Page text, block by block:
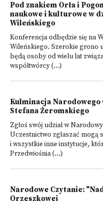
Pod znakiem Orła i
naukowe i kulturowe w
Wileńskiego
Konferencja odbędzie się na
Wileńskiego. Szerokie grono
będą osoby od wielu lat
współtwórcy (...)
Kulminacja
Stefana Żeromskiego
Zgłoś swój udział w
Uczestnictwo zgłaszać
i wszystkie inne instytucje,
Przedwiośnia (...)
Narodowe Czytanie:
Orzeszkowej